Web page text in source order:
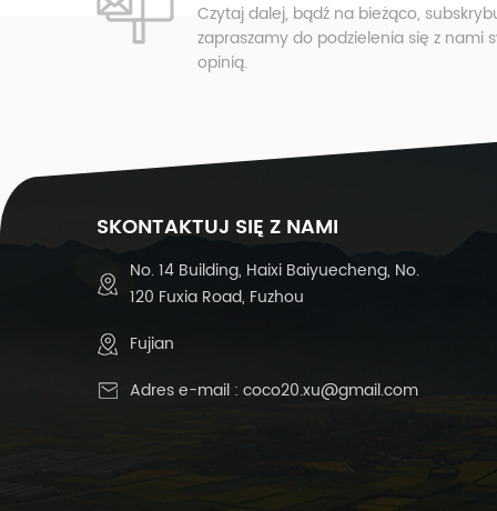
Czytaj dalej, bądź na bieżąco,
zapraszamy do podzielenia się z nami
opinią.
SKONTAKTUJ SIĘ Z NAMI
No. 14 Building, Haixi Baiyuecheng, No.
120 Fuxia Road, Fuzhou
Fujian
Adres e-mail : coco20.xu@gmail.com